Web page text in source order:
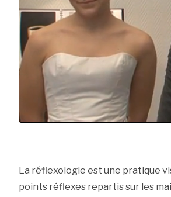
La réflexologie est une pratique
points réflexes repartis sur les